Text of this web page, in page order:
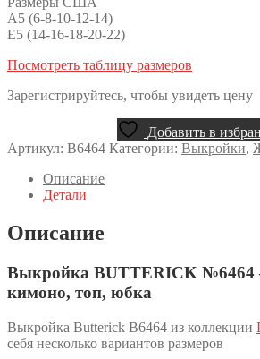
A5 (6-8-10-12-14)
E5 (14-16-18-20-22)
Посмотреть таблицу размеров
Зарегистрируйтесь, чтобы увидеть цену
Добавить в
Артикул: B6464 Категории: Выкройки,
Описание
Детали
Описание
Выкройка BUTTERICK
кимоно, топ, юбка
Выкройка Butterick B6464 из коллекции
себя несколько вариантов размеров